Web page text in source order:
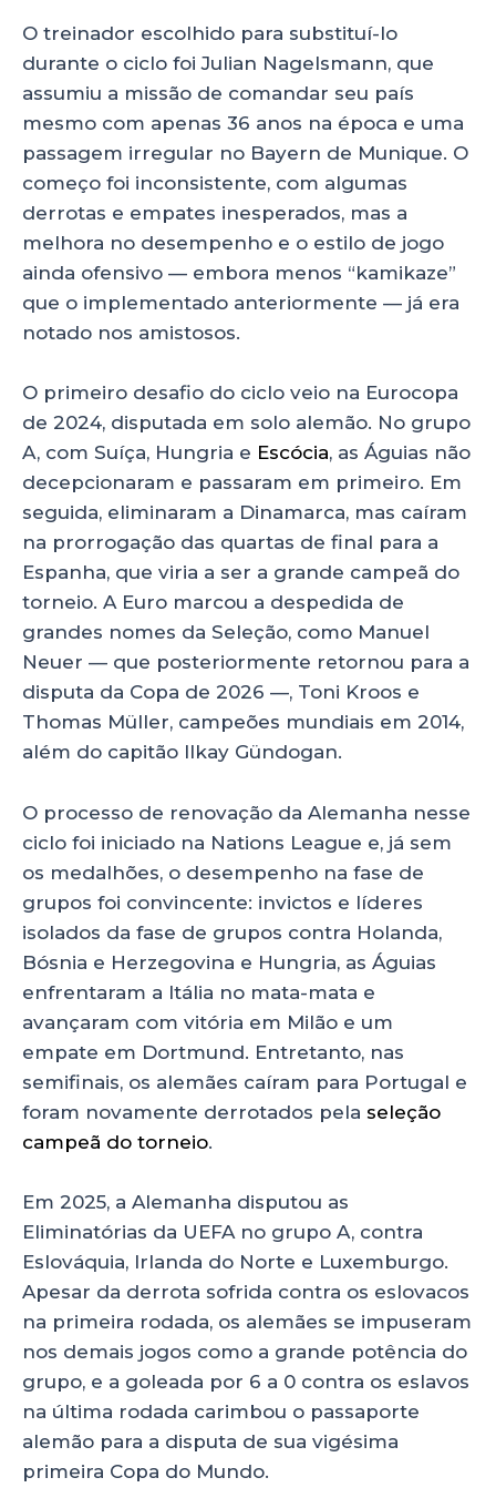
O treinador escolhido para substituí-lo
durante o ciclo foi Julian Nagelsmann, que
assumiu a missão de comandar seu país
mesmo com apenas 36 anos na época e uma
passagem irregular no Bayern de Munique. O
começo foi inconsistente, com algumas
derrotas e empates inesperados, mas a
melhora no desempenho e o estilo de jogo
ainda ofensivo — embora menos “kamikaze”
que o implementado anteriormente — já era
notado nos amistosos.
O primeiro desafio do ciclo veio na Eurocopa
de 2024, disputada em solo alemão. No grupo
A, com Suíça, Hungria e Escócia, as Águias não
decepcionaram e passaram em primeiro. Em
seguida, eliminaram a Dinamarca, mas caíram
na prorrogação das quartas de final para a
Espanha, que viria a ser a grande campeã do
torneio. A Euro marcou a despedida de
grandes nomes da Seleção, como Manuel
Neuer — que posteriormente retornou para a
disputa da Copa de 2026 —, Toni Kroos e
Thomas Müller, campeões mundiais em 2014,
além do capitão Ilkay Gündogan.
O processo de renovação da Alemanha nesse
ciclo foi iniciado na Nations League e, já sem
os medalhões, o desempenho na fase de
grupos foi convincente: invictos e líderes
isolados da fase de grupos contra Holanda,
Bósnia e Herzegovina e Hungria, as Águias
enfrentaram a Itália no mata-mata e
avançaram com vitória em Milão e um
empate em Dortmund. Entretanto, nas
semifinais, os alemães caíram para Portugal e
foram novamente derrotados pela seleção
campeã do torneio.
Em 2025, a Alemanha disputou as
Eliminatórias da UEFA no grupo A, contra
Eslováquia, Irlanda do Norte e Luxemburgo.
Apesar da derrota sofrida contra os eslovacos
na primeira rodada, os alemães se impuseram
nos demais jogos como a grande potência do
grupo, e a goleada por 6 a 0 contra os eslavos
na última rodada carimbou o passaporte
alemão para a disputa de sua vigésima
primeira Copa do Mundo.